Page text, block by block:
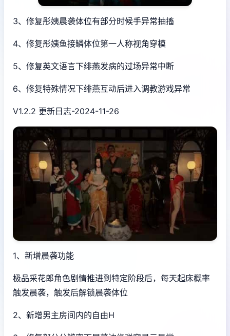
3、修复彤姨晨袭体位有部分时候手异常抽搐
4、修复彤姨鱼接鳞体位第一人称视角穿模
5、修复英文语言下绯燕发病的过场异常中断
6、修复特殊情况下绯燕互动后进入调教游戏异常
V1.2.2 更新日志-2024-11-26
1、新增晨袭功能
极品采花郎角色剧情推进到特定阶段后，每天起床概率
触发晨袭，触发后解锁晨袭体位
2、新增男主房间内的自由H